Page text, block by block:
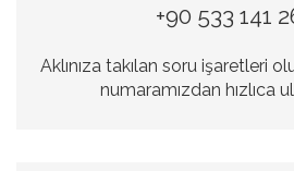
+90 533 141
Aklınıza takılan soru işaretleri
numaramızdan hızlıca